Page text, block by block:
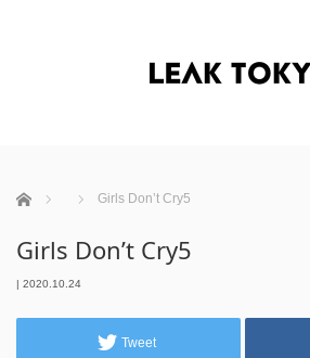
ホーム Girls Don’t Cry5
Girls Don’t Cry5
| 2020.10.24
Tweet